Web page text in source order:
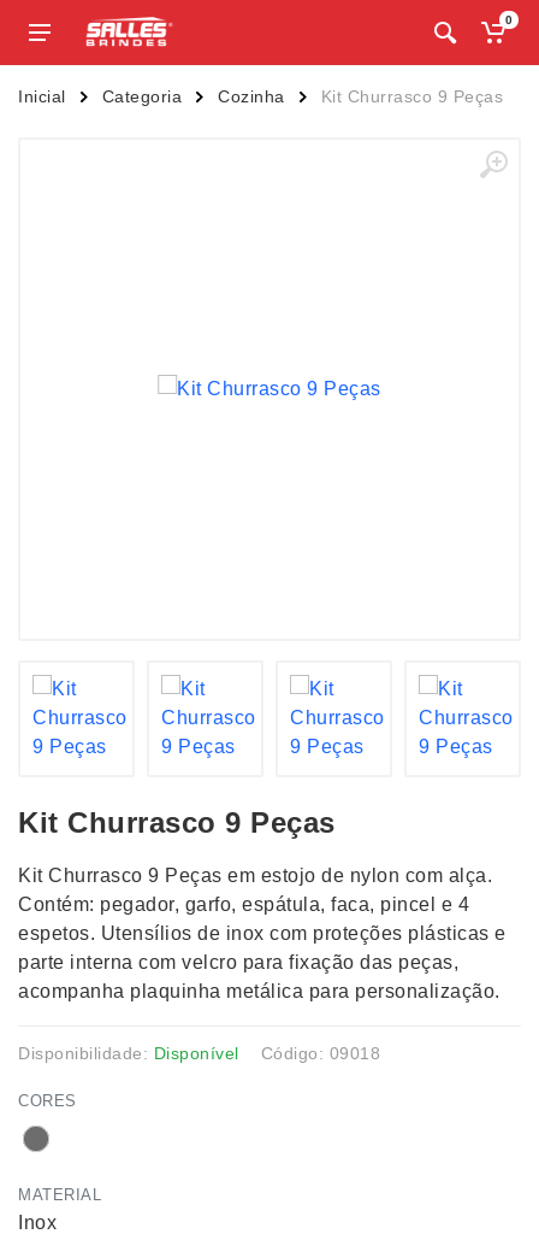
0
Inicial Categoria Cozinha Kit Churrasco 9 Peças
Kit Churrasco 9 Peças
Kit Churrasco 9 Peças em estojo de nylon com alça.
Contém: pegador, garfo, espátula, faca, pincel e 4
espetos. Utensílios de inox com proteções plásticas e
parte interna com velcro para fixação das peças,
acompanha plaquinha metálica para personalização.
Disponibilidade: Disponível Código: 09018
CORES
MATERIAL
Inox